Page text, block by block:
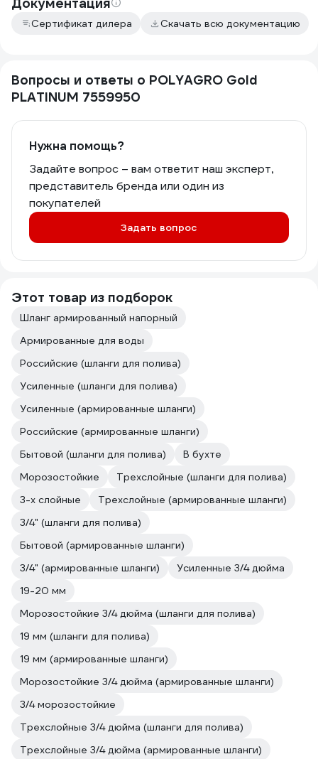
Сертификат дилера Скачать всю документацию
Вопросы и ответы о POLYAGRO Gold
PLATINUM 7559950
Нужна помощь?
Задайте вопрос – вам ответит наш эксперт,
представитель бренда или один из
покупателей
Задать вопрос
Этот товар из подборок
Шланг армированный напорный
Армированные для воды
Российские (шланги для полива)
Усиленные (шланги для полива)
Усиленные (армированные шланги)
Российские (армированные шланги)
Бытовой (шланги для полива)
В бухте
Морозостойкие
Трехслойные (шланги для полива)
3-х слойные
Трехслойные (армированные шланги)
3/4" (шланги для полива)
Бытовой (армированные шланги)
3/4" (армированные шланги)
Усиленные 3/4 дюйма
19-20 мм
Морозостойкие 3/4 дюйма (шланги для полива)
19 мм (шланги для полива)
19 мм (армированные шланги)
Морозостойкие 3/4 дюйма (армированные шланги)
3/4 морозостойкие
Трехслойные 3/4 дюйма (шланги для полива)
Трехслойные 3/4 дюйма (армированные шланги)